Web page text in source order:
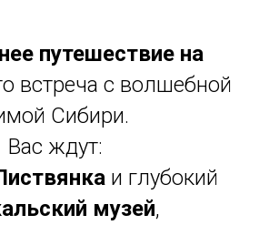
путешествие на
встреча с волшебной
Сибири.
Вас ждут:
и глубокий
музей,